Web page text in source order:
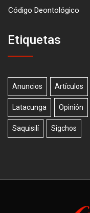
Código Deontológico
Etiquetas
Anuncios Artículos
Latacunga Opinión
Saquisilí Sigchos